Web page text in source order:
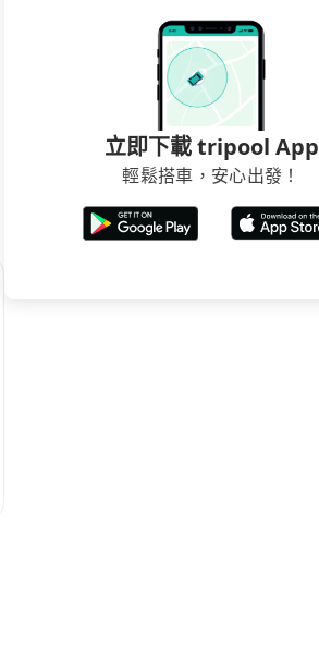
立即下載 tripool App
輕鬆搭車，安心出發！